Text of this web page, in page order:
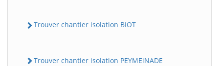
Trouver chantier isolation BiOT
Trouver chantier isolation PEYMEiNADE